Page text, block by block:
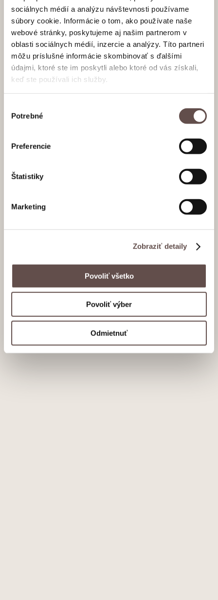
sociálnych médií a analýzu návštevnosti používame
súbory cookie. Informácie o tom, ako používate naše
webové stránky, poskytujeme aj našim partnerom v
oblasti sociálnych médií, inzercie a analýzy. Títo partneri
môžu príslušné informácie skombinovať s ďalšími
údajmi, ktoré ste im poskytli alebo ktoré od vás získali,
keď ste používali ich služby.
súhlasu
Potrebné
Preferencie
Štatistiky
Marketing
Zobraziť detaily
Povoliť všetko
Povoliť výber
Odmietnuť